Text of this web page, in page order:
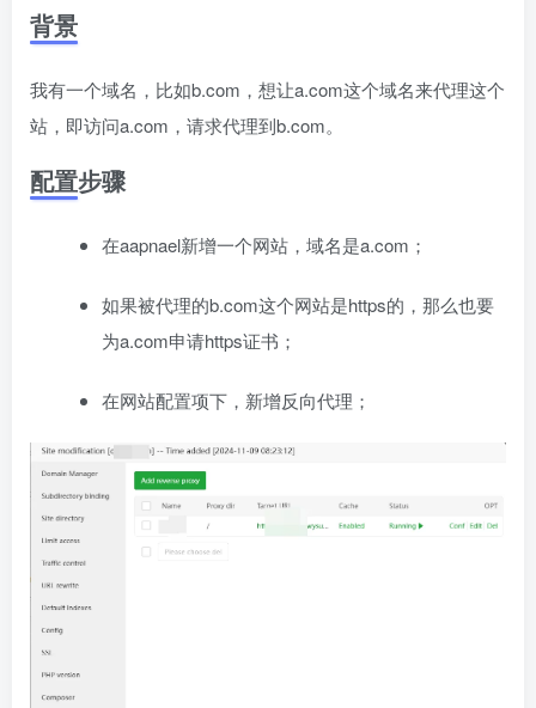
背景
我有一个域名，比如b.com，想让a.com这个域名来代理这个
站，即访问a.com，请求代理到b.com。
配置步骤
在aapnael新增一个网站，域名是a.com；
如果被代理的b.com这个网站是https的，那么也要
为a.com申请https证书；
在网站配置项下，新增反向代理；